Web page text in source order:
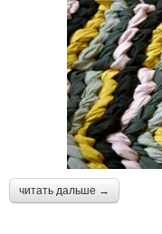
читать дальше →